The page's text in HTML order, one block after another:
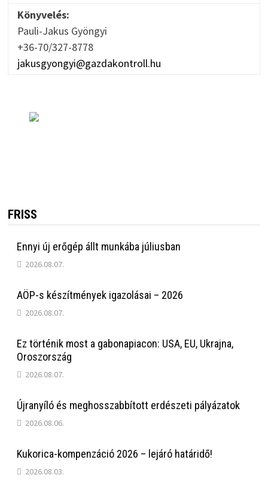
Könyvelés:
Pauli-Jakus Gyöngyi
+36-70/327-8778
jakusgyongyi@gazdakontroll.hu
FRISS
Ennyi új erőgép állt munkába júliusban
2026.08.07.
AÖP-s készítmények igazolásai – 2026
2026.08.07.
Ez történik most a gabonapiacon: USA, EU, Ukrajna,
Oroszország
2026.08.07.
Újranyíló és meghosszabbított erdészeti pályázatok
2026.08.06.
Kukorica-kompenzáció 2026 – lejáró határidő!
2026.08.03.